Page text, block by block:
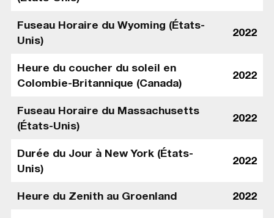
Fuseau Horaire du Wyoming (États-
Unis)
2022
Heure du coucher du soleil en
Colombie-Britannique (Canada)
2022
Fuseau Horaire du Massachusetts
(États-Unis)
2022
Durée du Jour à New York (États-
Unis)
2022
Heure du Zenith au Groenland 2022